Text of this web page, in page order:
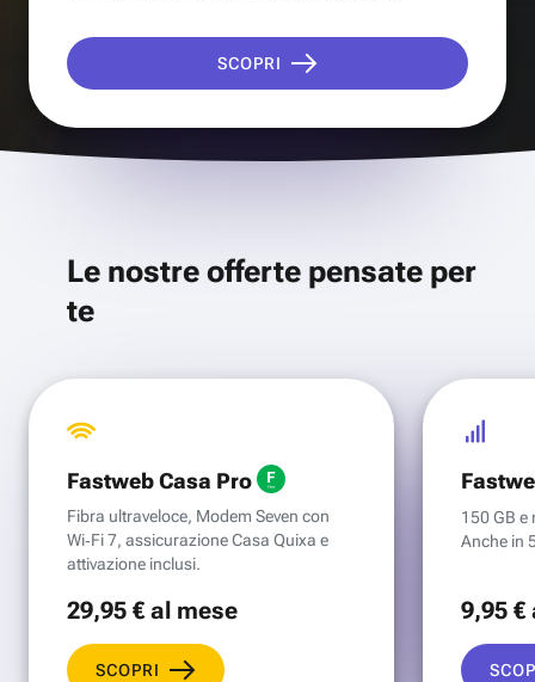
SCOPRI
Le nostre offerte pensate per
te
Fastweb Casa Pro
Fibra ultraveloce, Modem Seven con
Wi‑Fi 7, assicurazione Casa Quixa e
attivazione inclusi.
29,95 €al mese
SCOPRI
150 GB e
Anche in
9,95 €